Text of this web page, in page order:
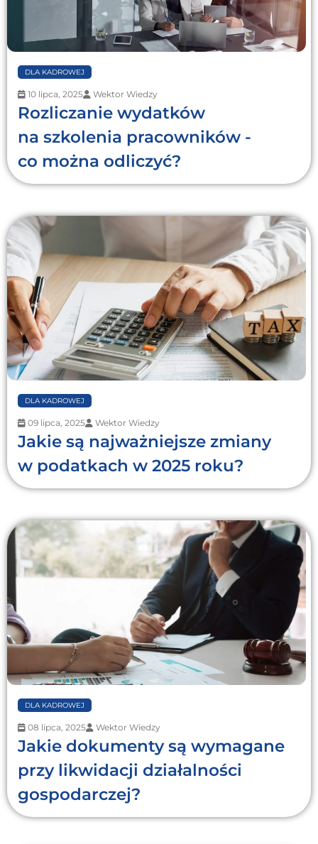
DLA KADROWEJ
10 lipca, 2025 Wektor Wiedzy
Rozliczanie wydatków
na szkolenia pracowników -
co można odliczyć?
DLA KADROWEJ
09 lipca, 2025 Wektor Wiedzy
Jakie są najważniejsze zmiany
w podatkach w 2025 roku?
DLA KADROWEJ
08 lipca, 2025 Wektor Wiedzy
Jakie dokumenty są wymagane
przy likwidacji działalności
gospodarczej?